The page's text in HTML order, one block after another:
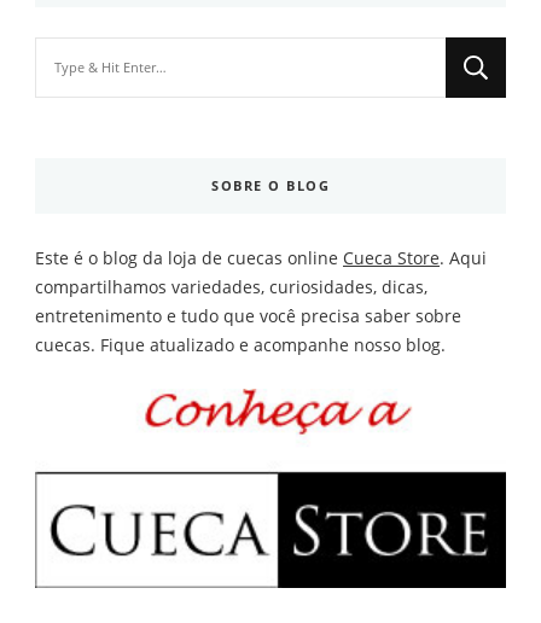
SOBRE O BLOG
Este é o blog da loja de cuecas online Cueca Store. Aqui
compartilhamos variedades, curiosidades, dicas,
entretenimento e tudo que você precisa saber sobre
cuecas. Fique atualizado e acompanhe nosso blog.